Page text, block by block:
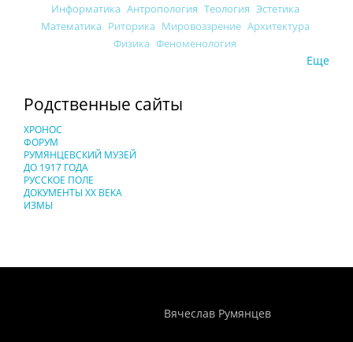
Информатика Антропология Теология Эстетика
Математика Риторика Мировоззрение Архитектура
Физика Феноменология
Еще
Родственные сайты
ХРОНОС
ФОРУМ
РУМЯНЦЕВСКИЙ МУЗЕЙ
ДО 1917 ГОДА
РУССКОЕ ПОЛЕ
ДОКУМЕНТЫ XX ВЕКА
ИЗМЫ
Вячеслав Румянцев